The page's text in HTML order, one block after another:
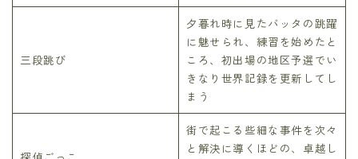
三段跳び
夕暮れ時に見たバッタの跳躍
に魅せられ、練習を始めたと
ころ、初出場の地区予選でい
きなり世界記録を更新してし
まう
街で起こる些細な事件を次々
と解決に導くほどの、卓越し